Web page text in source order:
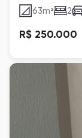
63m² 2
R$ 250.000